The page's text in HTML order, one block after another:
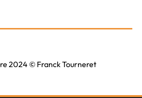
2024 © Franck Tourneret